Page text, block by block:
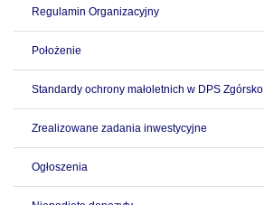
Regulamin Organizacyjny
Położenie
Standardy ochrony małoletnich w DPS Zgórsko
Zrealizowane zadania inwestycyjne
Ogłoszenia